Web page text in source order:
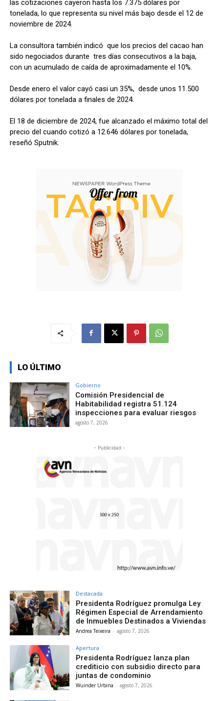
las cotizaciones cayeron hasta los 7.375 dólares por
tonelada, lo que representa su nivel más bajo desde el 12 de
noviembre de 2024.
La consultora también indicó que los precios del cacao han
sido negociados durante tres días consecutivos a la baja,
con un acumulado de caída de aproximadamente el 10%.
Desde enero el valor cayó casi un 35%, desde unos 11.500
dólares por tonelada a finales de 2024.
El 18 de diciembre de 2024, fue alcanzado el máximo total del
precio del cuando cotizó a 12.646 dólares por tonelada,
reseñó Sputnik.
LO ÚLTIMO
Gobierno
Comisión Presidencial de
Habitabilidad registra 51.124
inspecciones para evaluar riesgos
agosto 7, 2026
- Publicidad -
Destacada
Presidenta Rodríguez promulga Ley
Régimen Especial de Arrendamiento
de Inmuebles Destinados a Viviendas
Andrea Teixeira - agosto 7, 2026
Apertura
Presidenta Rodríguez lanza plan
crediticio con subsidio directo para
juntas de condominio
Wuinder Urbina - agosto 7, 2026